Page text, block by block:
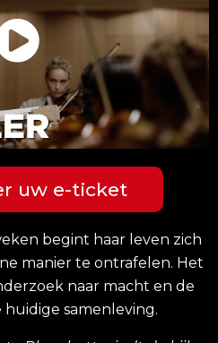
uw e-ticket
begint haar leven zich
manier te ontrafelen. Het
naar macht en de
samenleving.